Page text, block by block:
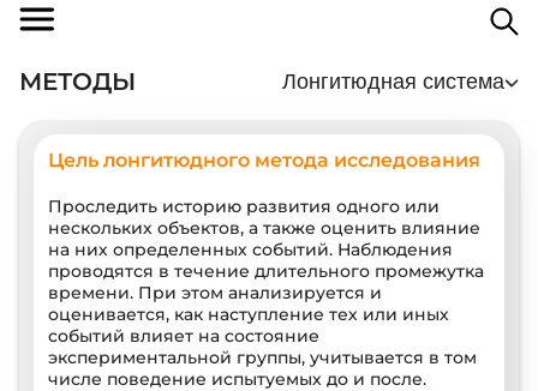
МЕТОДЫ Лонгитюдная система
Цель лонгитюдного метода исследования
Проследить историю развития одного или
нескольких объектов, а также оценить влияние
на них определенных событий. Наблюдения
проводятся в течение длительного промежутка
времени. При этом анализируется и
оценивается, как наступление тех или иных
событий влияет на состояние
экспериментальной группы, учитывается в том
числе поведение испытуемых до и после.